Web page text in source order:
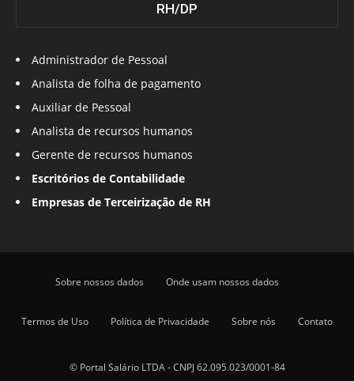
RH/DP
Administrador de Pessoal
Analista de folha de pagamento
Auxiliar de Pessoal
Analista de recursos humanos
Gerente de recursos humanos
Escritórios de Contabilidade
Empresas de Terceirização de RH
Sobre nossos dados Onde usam nossos dados
Termos de Uso Política de Privacidade Sobre nós Contato
© Portal Salário LTDA - CNPJ 62.095.023/0001-84